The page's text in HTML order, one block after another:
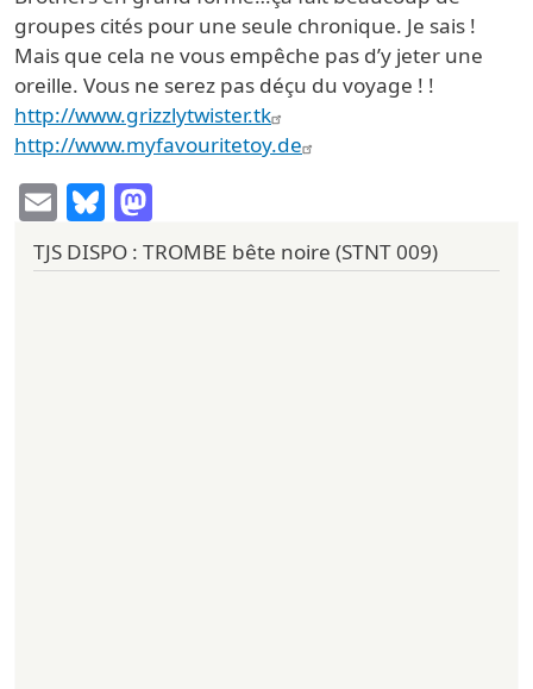
groupes cités pour une seule chronique. Je sais !
Mais que cela ne vous empêche pas d’y jeter une
oreille. Vous ne serez pas déçu du voyage ! !
http://www.grizzlytwister.tk
http://www.myfavouritetoy.de
EmailBluesky
TJS DISPO : TROMBE bête noire (STNT 009)